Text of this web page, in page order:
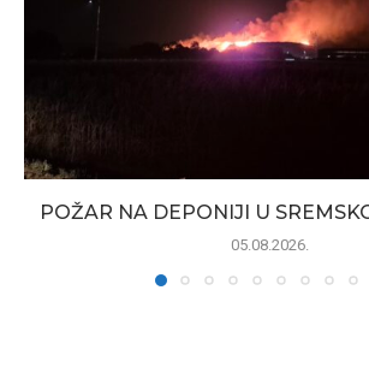
POŽAR NA DEPONIJI U
05.08.2026.